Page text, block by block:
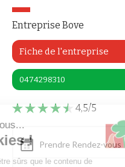
Entreprise Bove
Fiche de l'entreprise
0474298310
4,5/5
Prendre Rendez-vous
c'est nous...
Cookies !
d'être sûrs que le contenu de